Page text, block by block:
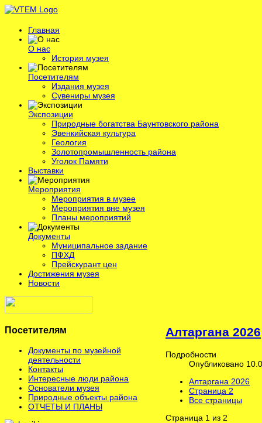
Главная
О нас
История музея
Посетителям
Издания музея
Сувениры музея
Экспозиции
Природные богатства Баунтовского района
Эвенкийская культура
Геология
Золотопромышленность района
Уголок Памяти
Выставки
Мероприятия
Мероприятия в музее
Мероприятия вне музея
Планы мероприятий
Документы
Муниципальное задание
ПФХД
Прейскурант цен
Достижения музея
Новости
Посетителям
Документы по музейной
деятельности
Контакты
Интересные люди района
Основатели музея
Природные объекты района
ОТЧЕТЫ И ПЛАНЫ
Алтаргана 2026
Подробности
Опубликовано
Алтаргана 2026
Страница 2
Все страницы
Страница 1 из 2